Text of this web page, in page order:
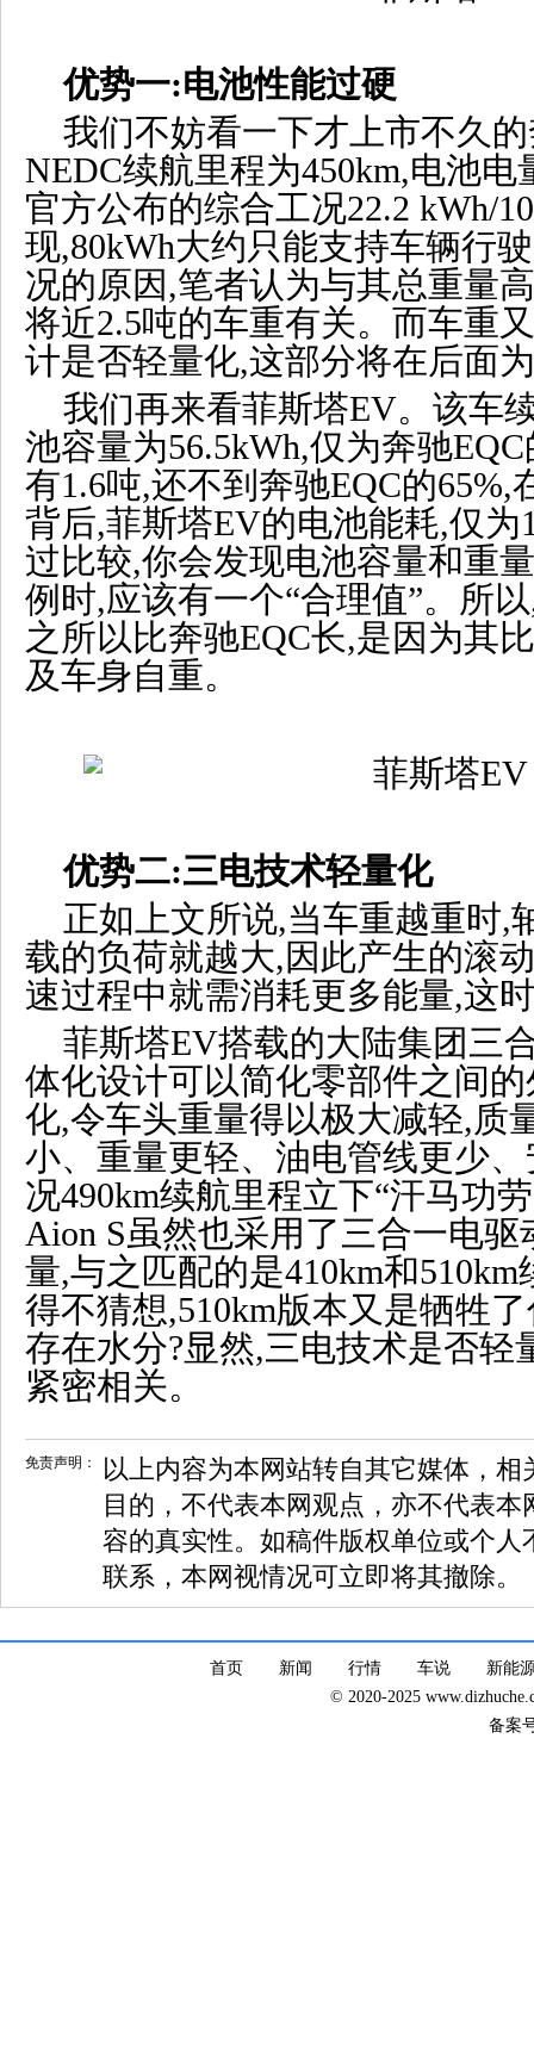
优势一:电池性能过硬
我们不妨看一下才上市不久
NEDC续航里程为450km,电池电
官方公布的综合工况22.2 kWh/
现,80kWh大约只能支持车辆行
况的原因,笔者认为与其总重量
将近2.5吨的车重有关。而车重
计是否轻量化,这部分将在后面
我们再来看菲斯塔EV。该车
池容量为56.5kWh,仅为奔驰
有1.6吨,还不到奔驰EQC的65%,
背后,菲斯塔EV的电池能耗,仅为
过比较,你会发现电池容量和重
例时,应该有一个“合理值”。所
之所以比奔驰EQC长,是因为其
及车身自重。
优势二:三电技术轻量化
正如上文所说,当车重越重时,
载的负荷就越大,因此产生的滚
速过程中就需消耗更多能量,这
菲斯塔EV搭载的大陆集团三
体化设计可以简化零部件之间
化,令车头重量得以极大减轻,质
小、重量更轻、油电管线更少
况490km续航里程立下“汗马功
Aion S虽然也采用了三合一电驱
量,与之匹配的是410km和
得不猜想,510km版本又是牺牲
存在水分?显然,三电技术是否轻
紧密相关。
免责声明：
以上内容为本网站转自其它媒体，
目的，不代表本网观点，亦不代表
容的真实性。如稿件版权单位或个
联系，本网视情况可立即将其撤除。
首页 新闻 行情 车说
新能
© 2020-2025
备案